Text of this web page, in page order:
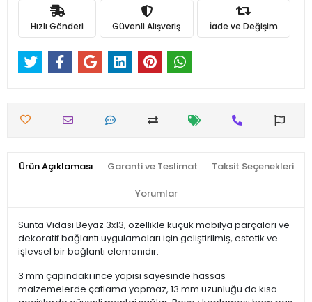
Hızlı Gönderi Güvenli Alışveriş İade ve Değişim
Ürün Açıklaması Garanti ve Teslimat Taksit Seçenekleri
Yorumlar
Sunta Vidası Beyaz 3x13, özellikle küçük mobilya parçaları ve
dekoratif bağlantı uygulamaları için geliştirilmiş, estetik ve
işlevsel bir bağlantı elemanıdır.
3 mm çapındaki ince yapısı sayesinde hassas
malzemelerde çatlama yapmaz, 13 mm uzunluğu da kısa